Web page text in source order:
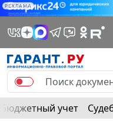
РЕКЛАМА
Бюджетный учет